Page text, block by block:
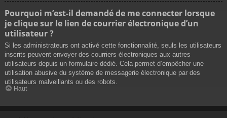
Pourquoi m’est-il demandé de me connecter lorsque
je clique sur le lien de courrier électronique d’un
utilisateur ?
Si les administrateurs ont activé cette fonctionnalité, seuls les utilisateurs
inscrits peuvent envoyer des courriers électroniques aux autres
utilisateurs depuis un formulaire dédié. Cela permet d’empêcher une
utilisation abusive du système de messagerie électronique par des
utilisateurs malveillants ou des robots.
Haut